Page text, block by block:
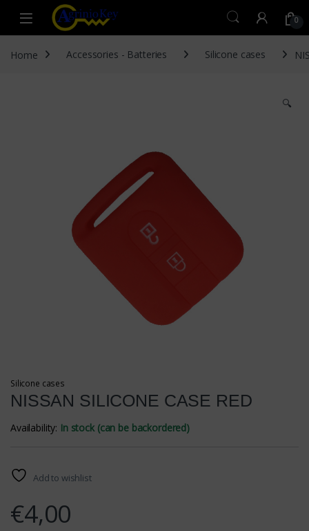
Skip to navigation
Skip to content
Open 0
Home Accessories - Batteries Silicone cases
🔍
Silicone cases
NISSAN SILICONE CASE RED
Availability: In stock (can be backordered)
Add to wishlist
€4,00